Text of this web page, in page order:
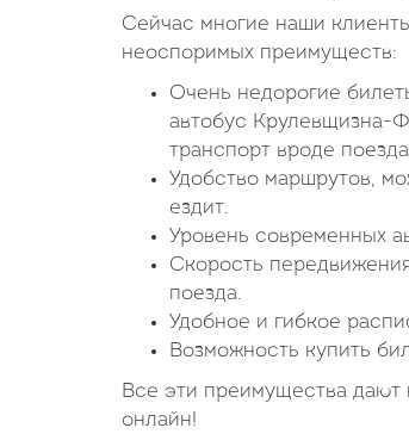
Сейчас многие наши
неоспоримых преимуществ:
Очень недорогие
автобус Крулевщизна-
транспорт вроде
Удобство маршрутов,
ездит.
Уровень современных
Скорость
поезда.
Удобное и гибкое
Возможность купить
Все эти преимущества дают
онлайн!